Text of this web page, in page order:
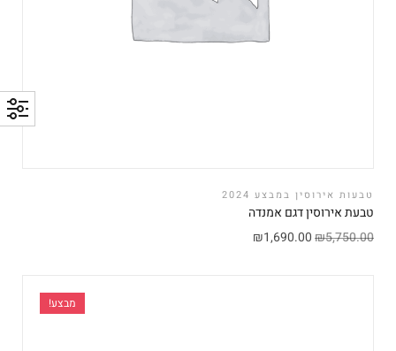
טבעות אירוסין במבצע 2024
טבעת אירוסין דגם אמנדה
₪5,750.00
₪1,690.00
מבצע!